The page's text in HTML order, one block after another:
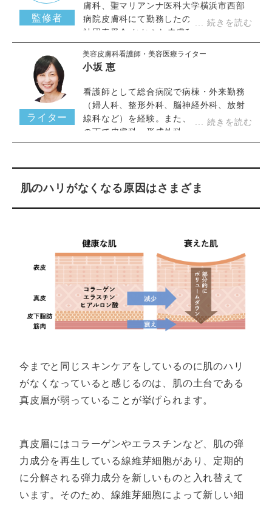
監修者
膚科、聖マリアンナ医科大学横浜市西部
病院皮膚科にて勤務したのち、医療法人
社団奏愛会 おおふな皮膚科など皮膚科ク
リニックにて研鑽を重ね当クリニックに
て勤務。
美容皮膚科看護師・美容医療ライター
小坂 恵
ライター
看護師として総合病院で病棟・外来勤務
（婦人科、整形外科、脳神経外科、放射
線科など）を経験。また、皮膚科専門医
の下で皮膚科・形成外科・美容皮膚科の
クリニックで働いた経験を活かし、美容
に関する専門的な記事の執筆や監修を手
がける。様々なメディアで、コラム監
定され掲載されている。
肌のハリがなくなる原因はさまざま
今までと同じスキンケアをしているのに肌のハリ
がなくなっていると感じるのは、肌の土台である
真皮層が弱っていることが挙げられます。
真皮層にはコラーゲンやエラスチンなど、肌の弾
力成分を再生している線維芽細胞があり、定期的
に分解される弾力成分を新しいものと入れ替えて
います。そのため、線維芽細胞によって新しい細